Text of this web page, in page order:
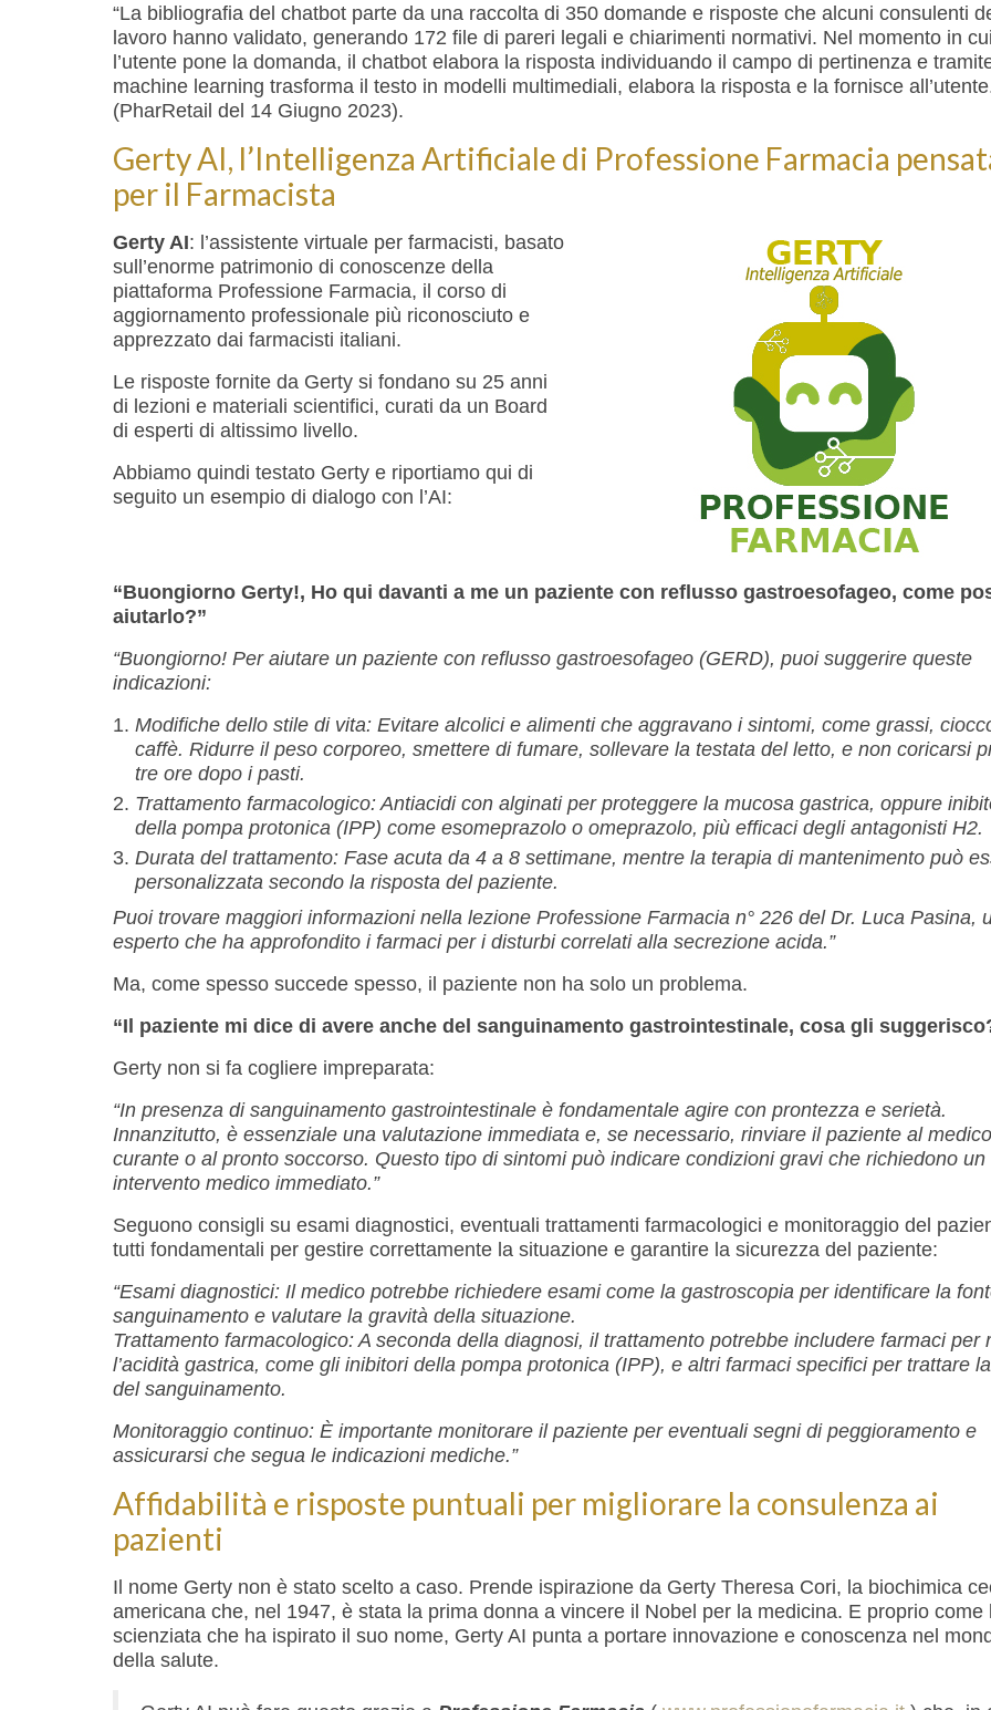
“La bibliografia del chatbot parte da una raccolta di 350 domande e risposte che alcuni consulenti
lavoro hanno validato, generando 172 file di pareri legali e chiarimenti normativi. Nel momento in
l’utente pone la domanda, il chatbot elabora la risposta individuando il campo di pertinenza e
machine learning trasforma il testo in modelli multimediali, elabora la risposta e la fornisce
(PharRetail del 14 Giugno 2023).
Gerty AI, l’Intelligenza Artificiale di Professione Farmacia
per il Farmacista
Gerty AI: l’assistente virtuale per farmacisti, basato
sull’enorme patrimonio di conoscenze della
piattaforma Professione Farmacia, il corso di
aggiornamento professionale più riconosciuto e
apprezzato dai farmacisti italiani.
Le risposte fornite da Gerty si fondano su 25 anni
di lezioni e materiali scientifici, curati da un Board
di esperti di altissimo livello.
Abbiamo quindi testato Gerty e riportiamo qui di
seguito un esempio di dialogo con l’AI:
“Buongiorno Gerty!, Ho qui davanti a me un paziente con reflusso gastroesofageo, come
aiutarlo?”
“Buongiorno! Per aiutare un paziente con reflusso gastroesofageo (GERD), puoi suggerire queste
indicazioni:
Modifiche dello stile di vita: Evitare alcolici e alimenti che aggravano i sintomi, come grassi,
caffè. Ridurre il peso corporeo, smettere di fumare, sollevare la testata del letto, e non coricarsi
tre ore dopo i pasti.
Trattamento farmacologico: Antiacidi con alginati per proteggere la mucosa gastrica, oppure
della pompa protonica (IPP) come esomeprazolo o omeprazolo, più efficaci degli antagonisti H2.
Durata del trattamento: Fase acuta da 4 a 8 settimane, mentre la terapia di mantenimento può
personalizzata secondo la risposta del paziente.
Puoi trovare maggiori informazioni nella lezione Professione Farmacia n° 226 del Dr. Luca Pasina,
esperto che ha approfondito i farmaci per i disturbi correlati alla secrezione acida.”
Ma, come spesso succede spesso, il paziente non ha solo un problema.
“Il paziente mi dice di avere anche del sanguinamento gastrointestinale, cosa gli
Gerty non si fa cogliere impreparata:
“In presenza di sanguinamento gastrointestinale è fondamentale agire con prontezza e serietà.
Innanzitutto, è essenziale una valutazione immediata e, se necessario, rinviare il paziente al medico
curante o al pronto soccorso. Questo tipo di sintomi può indicare condizioni gravi che richiedono un
intervento medico immediato.”
Seguono consigli su esami diagnostici, eventuali trattamenti farmacologici e monitoraggio del
tutti fondamentali per gestire correttamente la situazione e garantire la sicurezza del paziente:
“Esami diagnostici: Il medico potrebbe richiedere esami come la gastroscopia per identificare la
sanguinamento e valutare la gravità della situazione.
Trattamento farmacologico: A seconda della diagnosi, il trattamento potrebbe includere farmaci per
l’acidità gastrica, come gli inibitori della pompa protonica (IPP), e altri farmaci specifici per trattare
del sanguinamento.
Monitoraggio continuo: È importante monitorare il paziente per eventuali segni di peggioramento e
assicurarsi che segua le indicazioni mediche.”
Affidabilità e risposte puntuali per migliorare la consulenza ai
pazienti
Il nome Gerty non è stato scelto a caso. Prende ispirazione da Gerty Theresa Cori, la biochimica
americana che, nel 1947, è stata la prima donna a vincere il Nobel per la medicina. E proprio come
scienziata che ha ispirato il suo nome, Gerty AI punta a portare innovazione e conoscenza nel
della salute.